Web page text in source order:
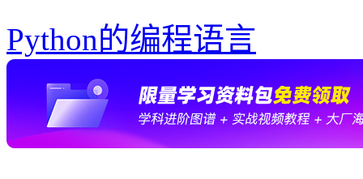
Python的编程语言